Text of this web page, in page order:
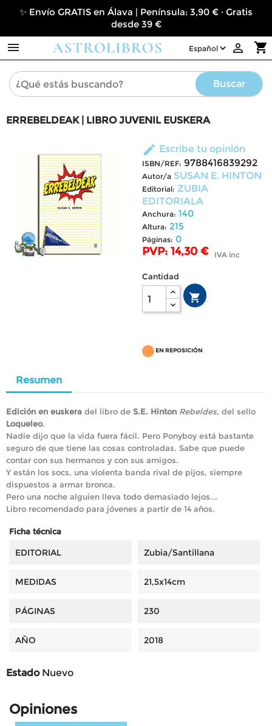
✨ Envío GRATIS en Álava | Península: 3,90 € · Gratis
desde 39 €
 shopping_cart

Buscar
ERREBELDEAK | LIBRO JUVENIL EUSKERA
edit Escribe tu opinión
ISBN/REF: 9788416839292
Autor/a SUSAN E. HINTON
Editorial: ZUBIA
EDITORIALA
Anchura: 140
Altura: 215
Páginas: 0
PVP: 14,30 € IVA inc
Cantidad

EN REPOSICIÓN
Resumen
Edición en euskera del libro de S.E. Hinton Rebeldes, del sello
Loqueleo.
Nadie dijo que la vida fuera fácil. Pero Ponyboy está bastante
seguro de que tiene las cosas controladas. Sabe que puede
contar con sus hermanos y con sus amigos.
Y están los socs, una violenta banda rival de pijos, siempre
dispuestos a armar bronca.
Pero una noche alguien lleva todo demasiado lejos...
Libro recomendado para jóvenes a partir de 14 años.
Ficha técnica
EDITORIAL Zubia/Santillana
MEDIDAS 21,5x14cm
PÁGINAS 230
AÑO 2018
Estado Nuevo
Opiniones